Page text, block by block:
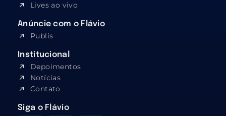
Lives ao vivo
Anúncie com o Flávio
Publis
Institucional
Depoimentos
Notícias
Contato
Siga o Flávio